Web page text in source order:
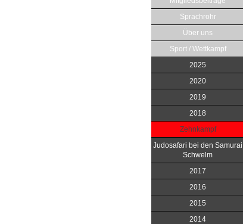
Sprachrohr
Über uns
Sport / Wettkampf
2025
2020
2019
2018
Zehnkampf
Judosafari bei den Samurai
Schwelm
2017
2016
2015
2014